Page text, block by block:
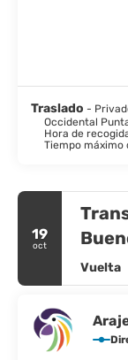
Traslado -
Occidental
Hora de
Tiempo máximo
19
oct
Vuelta